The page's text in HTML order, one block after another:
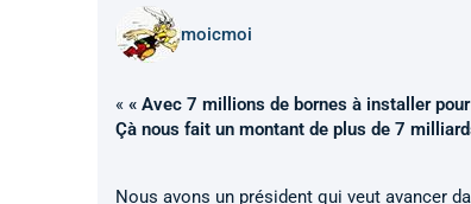
moicmoi
« « Avec 7 millions de bornes à installer
Çà nous fait un montant de plus de 7
Nous avons un président qui veut avancer